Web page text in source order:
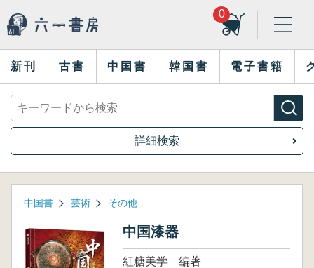
0
新刊 古書 中国書 韓国書 電子書籍
詳細検索
中国書 芸術 その他
中国漆器
紅糖美学 編著